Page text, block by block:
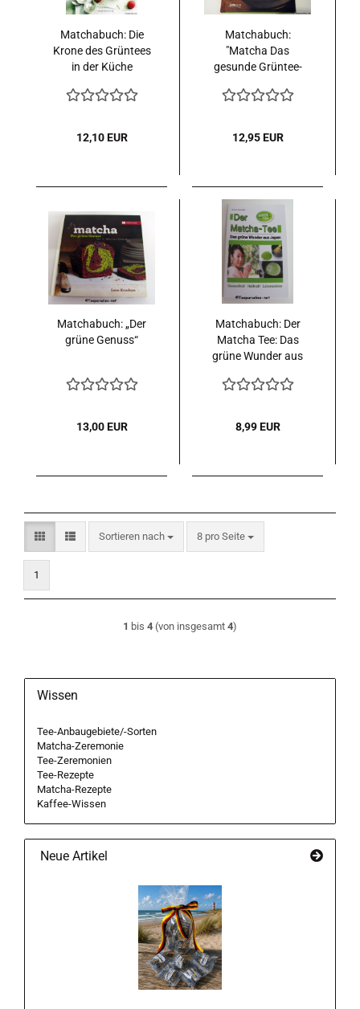
Matchabuch: Die
Krone des Grüntees
in der Küche
12,10 EUR
Matchabuch:
"Matcha Das
gesunde Grüntee-
12,95 EUR
Matchabuch: „Der
grüne Genuss“
13,00 EUR
Matchabuch: Der
Matcha Tee: Das
grüne Wunder aus
8,99 EUR
Sortieren nach
Sortieren nach 8 pro Seite
pro Seite
1
1 bis 4 (von insgesamt 4)
Wissen
Tee-Anbaugebiete/-Sorten
Matcha-Zeremonie
Tee-Zeremonien
Tee-Rezepte
Matcha-Rezepte
Kaffee-Wissen
Neue Artikel